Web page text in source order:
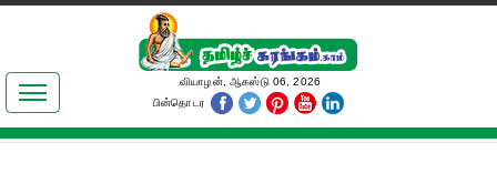
இலக்கியங்கள்
தமிழ் உலகம்
வியாழன், ஆகஸ்டு 06, 2026
பின்தொடர